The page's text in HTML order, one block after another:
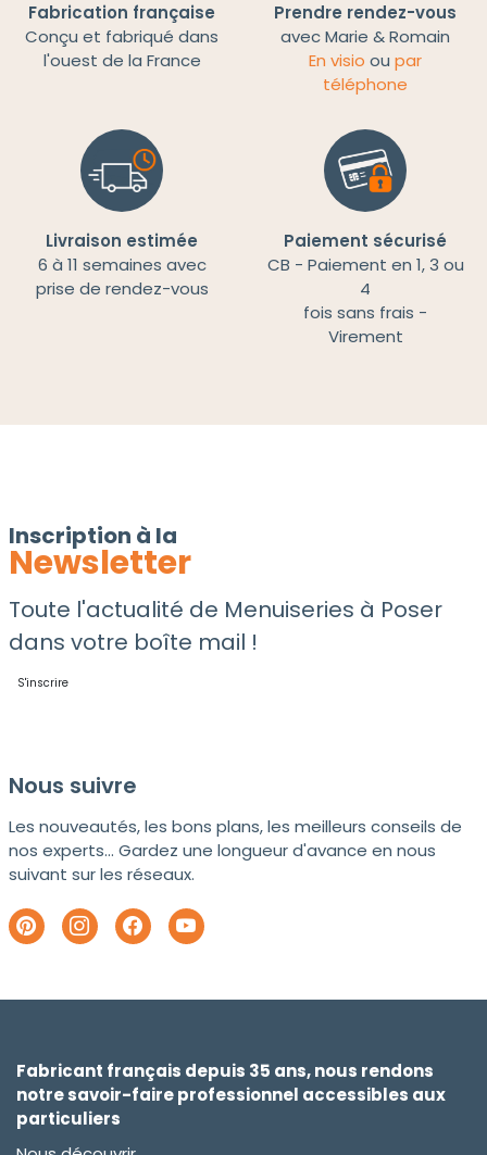
Fabrication française
Conçu et fabriqué dans
l'ouest de la France
Prendre rendez-vous
avec Marie & Romain
En visio ou par
téléphone
Livraison estimée
6 à 11 semaines avec
prise de rendez-vous
Paiement sécurisé
CB - Paiement en 1, 3 ou
4
fois sans frais -
Virement
Inscription à la
Newsletter
Toute l'actualité de Menuiseries à Poser
dans votre boîte mail !
S'inscrire
Nous suivre
Les nouveautés, les bons plans, les meilleurs conseils de
nos experts... Gardez une longueur d'avance en nous
suivant sur les réseaux.
Fabricant français depuis 35 ans, nous rendons
notre savoir-faire professionnel accessibles aux
particuliers